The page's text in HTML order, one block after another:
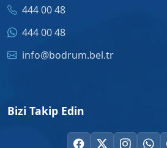
444 00 48
444 00 48
info@bodrum.bel.tr
Bizi Takip Edin